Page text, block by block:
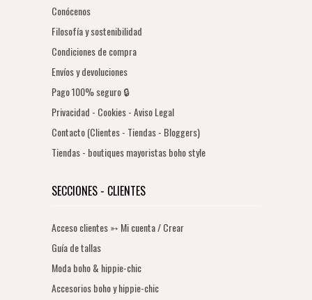
Conócenos
Filosofía y sostenibilidad
Condiciones de compra
Envíos y devoluciones
Pago 100% seguro 🔒
Privacidad - Cookies - Aviso Legal
Contacto (Clientes - Tiendas - Bloggers)
Tiendas - boutiques mayoristas boho style
SECCIONES - CLIENTES
Acceso clientes ➳ Mi cuenta / Crear
Guía de tallas
Moda boho & hippie-chic
Accesorios boho y hippie-chic